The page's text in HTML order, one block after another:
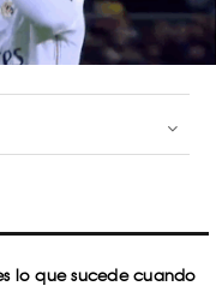
lo que sucede cuando